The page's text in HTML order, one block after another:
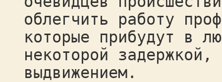
облегчить работу
которые прибудут в
некоторой
выдвижением.